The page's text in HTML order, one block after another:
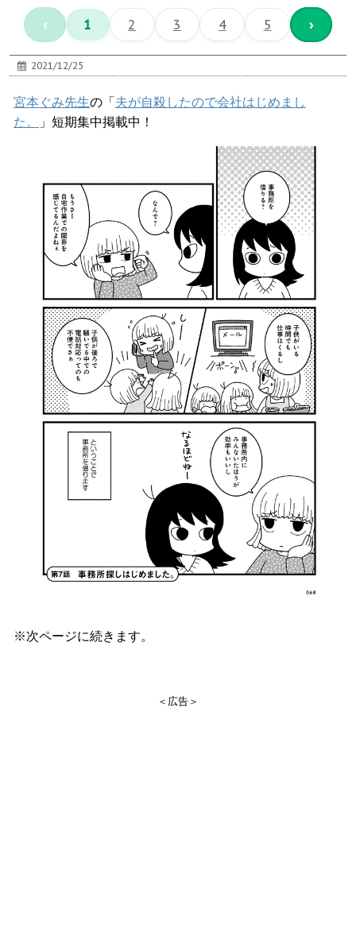
‹ 1 2 3 4 5 ›
2021/12/25
宮本ぐみ先生の「夫が自殺したので会社はじめまし
た。
」短期集中掲載中！
※次ページに続きます。
＜広告＞